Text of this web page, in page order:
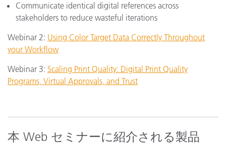
Communicate identical digital references across
stakeholders to reduce wasteful iterations
Webinar 2: Using Color Target Data Correctly Throughout
your Workflow
Webinar 3: Scaling Print Quality: Digital Print Quality
Programs, Virtual Approvals, and Trust
本 Web セミナーに紹介される製品